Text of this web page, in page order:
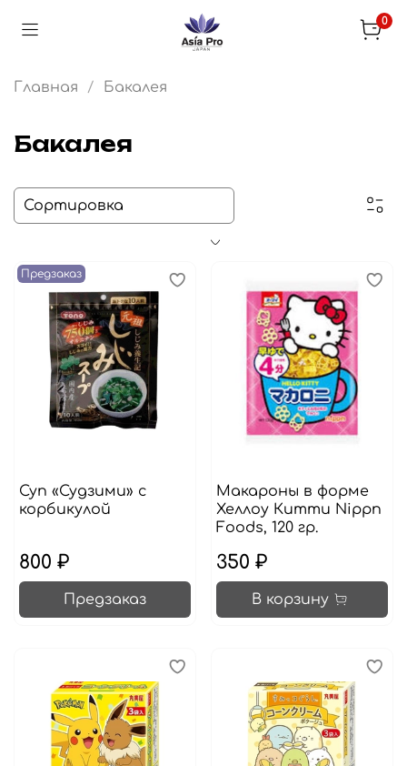
0
Главная Бакалея
Бакалея
Предзаказ
Суп «Судзими» с
корбикулой
800 ₽
Предзаказ
Макароны в форме
Хеллоу Китти Nippn
Foods, 120 гр.
350 ₽
В корзину